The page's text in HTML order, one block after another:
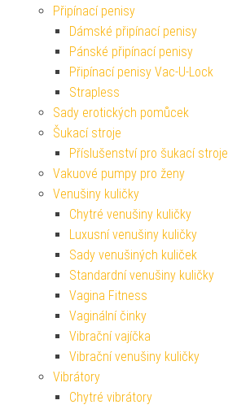
Připínací penisy
Dámské připínací penisy
Pánské připínací penisy
Připínací penisy Vac-U-Lock
Strapless
Sady erotických pomůcek
Šukací stroje
Příslušenství pro šukací stroje
Vakuové pumpy pro ženy
Venušiny kuličky
Chytré venušiny kuličky
Luxusní venušiny kuličky
Sady venušiných kuliček
Standardní venušiny kuličky
Vagina Fitness
Vaginální činky
Vibrační vajíčka
Vibrační venušiny kuličky
Vibrátory
Chytré vibrátory